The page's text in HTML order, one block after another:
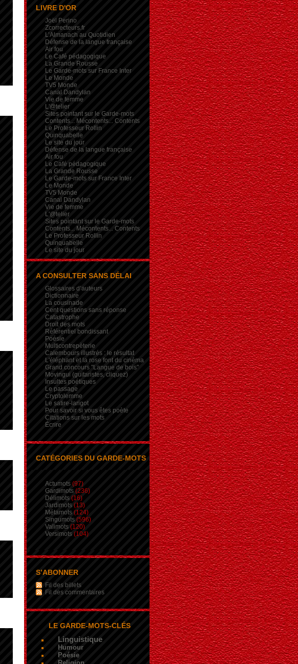
LIVRE D'OR
Joël Perino
Zcorrecteurs.fr
L’Almanach au Quotidien
Défense de la langue française
Air fou
Le Café pédagogique
La Grande Rousse
Le Garde-mots sur France Inter
Le Monde
TV5 Monde
Canal Dandylan
Vie de femme
L'@telier
Sites pointant sur le Garde-mots
Contents... Mécontents... Contents
Le Professeur Rollin
Quinquabelle
Le site du jour
Défense de la langue française
Air fou
Le Café pédagogique
La Grande Rousse
Le Garde-mots sur France Inter
Le Monde
TV5 Monde
Canal Dandylan
Vie de femme
L'@telier
Sites pointant sur le Garde-mots
Contents... Mécontents... Contents
Le Professeur Rollin
Quinquabelle
Le site du jour
A CONSULTER SANS DÉLAI
Glossaires d’auteurs
Dictionnaire
La cousinade
Cent questions sans réponse
Catastrophe
Droit des mots
Référentiel bondissant
Poésie
Multicontrepèterie
Calembours illustrés : le résultat
L'éléphant et la rose font du cinéma
Grand concours "Langue de bois"
Movingui (guitaristes, cliquez)
Insultes poétiques
Le passage
Cryptolemme
Le satire-larigot
Pour savoir si vous êtes poète
Citations sur les mots
Écrire
CATÉGORIES DU GARDE-MOTS
Actumots (97)
Gardimots (236)
Délimots (16)
Jardimots (13)
Métamots (124)
Singumots (596)
Valimots (120)
Versimots (104)
S’ABONNER
Fil des billets
Fil des commentaires
LE GARDE-MOTS-CLÉS
Linguistique
Humour
Poésie